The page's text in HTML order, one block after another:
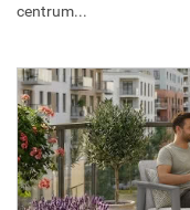
centrum...